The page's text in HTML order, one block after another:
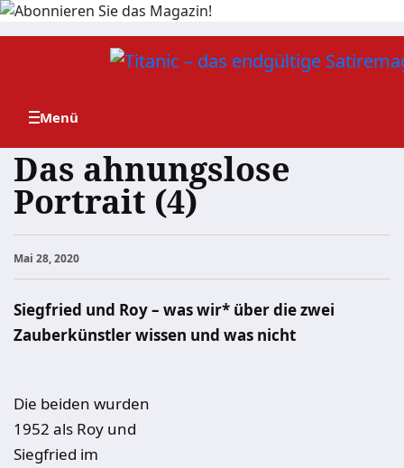
Zum
Das ahnungslose
Portrait (4)
Mai 28, 2020
Siegfried und Roy– was wir* über die zwei
Zauberkünstler wissen und was nicht
Die beiden wurden
1952 als Roy und
Siegfried im